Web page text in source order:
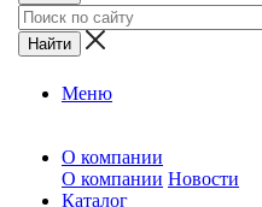
Меню
О компании
О компании Новости
Каталог